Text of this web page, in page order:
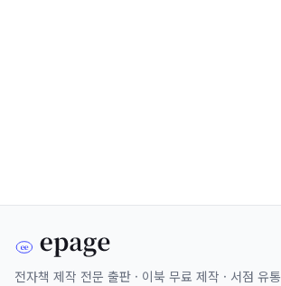
전자책 제작 전문 출판 · 이북 무료 제작 · 서점 유통